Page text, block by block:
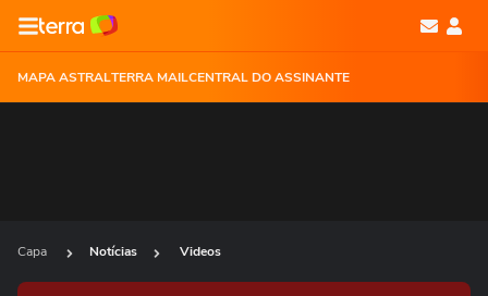
MAPA ASTRALTERRA MAILCENTRAL DO ASSINANTE
Capa Notícias Videos